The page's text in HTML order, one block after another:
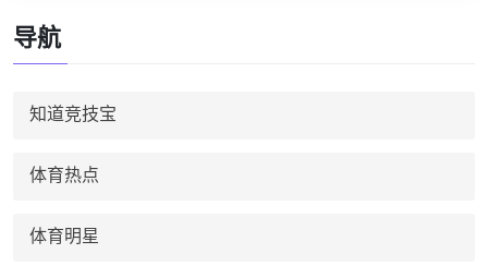
导航
知道竞技宝
体育热点
体育明星